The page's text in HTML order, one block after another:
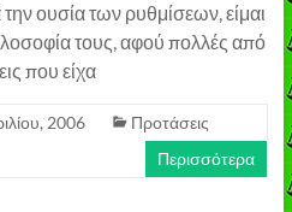
ουσία των ρυθμίσεων, είμαι
τους, αφού πολλές από
που είχα
2006
Προτάσεις
Περισσότερα